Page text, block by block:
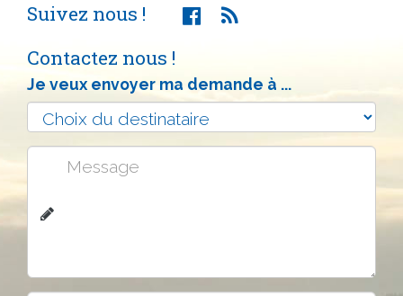
Suivez nous !
Contactez nous !
Je veux envoyer ma demande à ...